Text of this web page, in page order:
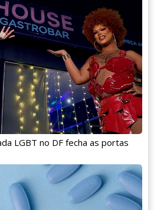
LGBT no DF fecha as portas